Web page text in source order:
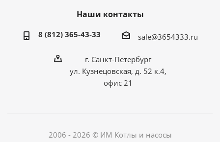
Наши контакты
8 (812) 365-43-33 sale@3654333.ru
г. Санкт-Петербург
ул. Кузнецовская, д. 52 к.4,
офис 21
2006 - 2026 © ИМ Котлы и насосы